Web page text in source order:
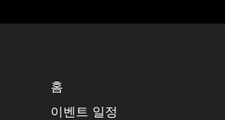
홈
이벤트 일정